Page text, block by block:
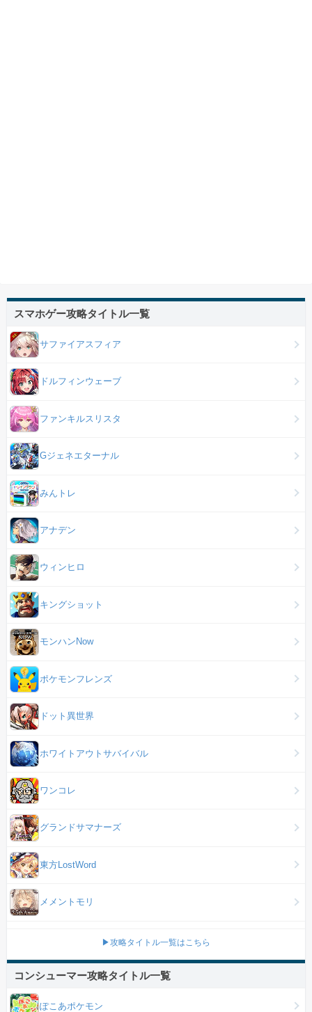
スマホゲー攻略タイトル一覧
サファイアスフィア
ドルフィンウェーブ
ファンキルスリスタ
Gジェネエターナル
みんトレ
アナデン
ウィンヒロ
キングショット
モンハンNow
ポケモンフレンズ
ドット異世界
ホワイトアウトサバイバル
ワンコレ
グランドサマナーズ
東方LostWord
メメントモリ
▶攻略タイトル一覧はこちら
コンシューマー攻略タイトル一覧
ぽこあポケモン